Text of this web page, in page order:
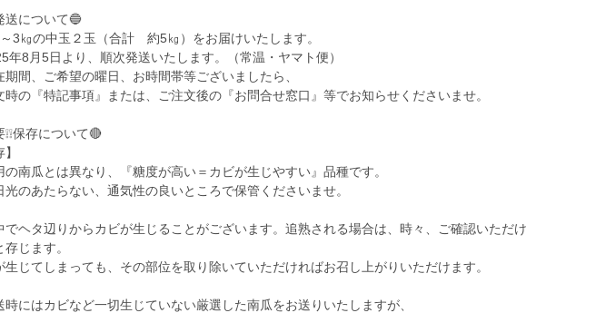
送について🔵
3㎏の中玉２玉（合計 約5㎏）をお届けいたします。
年8月5日より、順次発送いたします。（常温・ヤマト便）
期間、ご希望の曜日、お時間帯等ございましたら、
時の『特記事項』または、ご注文後の『お問合せ窓口』等でお知らせくださいませ。
保存について🔴
の南瓜とは異なり、『糖度が高い＝カビが生じやすい』品種です。
光のあたらない、通気性の良いところで保管くださいませ。
ヘタ辺りからカビが生じることがございます。追熟される場合は、時々、ご確認いただけ
存じます。
生じてしまっても、その部位を取り除いていただければお召し上がりいただけます。
にはカビなど一切生じていない厳選した南瓜をお送りいたしますが、